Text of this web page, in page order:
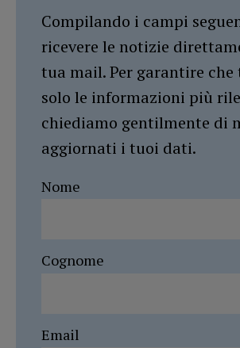
Compilando i campi
ricevere le notizie
tua mail. Per garantire che
solo le informazioni più
chiediamo gentilmente di
aggiornati i tuoi dati.
Nome
Cognome
Email